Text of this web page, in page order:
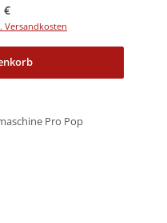
Preis:
€
Versandkosten